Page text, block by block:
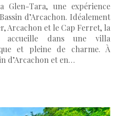
Glen-Tara, une expérience
d’Arcachon. Idéalement
Arcachon et le Cap Ferret, la
accueille dans une villa
et pleine de charme. À
d’Arcachon et en…